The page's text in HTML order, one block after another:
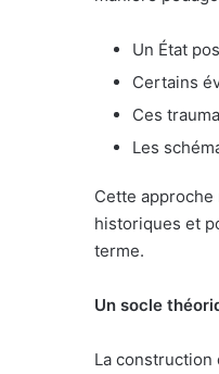
Un État
Certains
Ces
Les
Cette approche
historiques et
terme.
Un socle
La construction